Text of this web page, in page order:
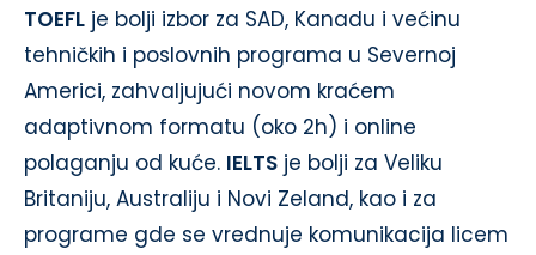
TOEFL je bolji izbor za SAD, Kanadu i većinu
tehničkih i poslovnih programa u Severnoj
Americi, zahvaljujući novom kraćem
adaptivnom formatu (oko 2h) i online
polaganju od kuće. IELTS je bolji za Veliku
Britaniju, Australiju i Novi Zeland, kao i za
programe gde se vrednuje komunikacija licem